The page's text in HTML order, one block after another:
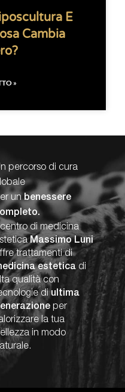
E
Cambia
»
percorso di cura
unbenessere
di medicina
Massimo Luni
trattamenti di
esteticadi
qualità con
diultima
per
la tua
in modo